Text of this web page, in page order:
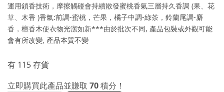
運用鎖香技術，摩擦觸碰會持續散發蜜桃香氣三層持久香調 (果、花
草、木香 )香氣:前調-蜜桃，芒果，橘子中調-綠茶，鈴蘭尾調-麝
香，檀香木使衣物光潔如新***由於批次不同, 產品包裝或外觀可能
會有所改變, 產品本質不變
有 115 存貨
立即購買此產品並賺取 70積分！